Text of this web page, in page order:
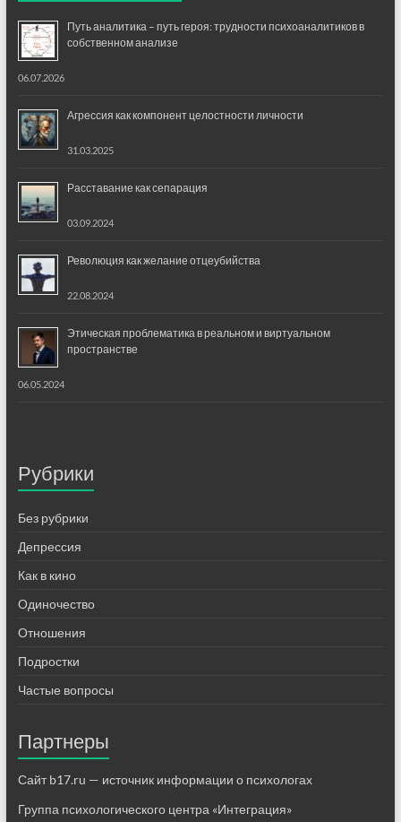
Путь аналитика – путь героя: трудности психоаналитиков в
собственном анализе
06.07.2026
Агрессия как компонент целостности личности
31.03.2025
Расставание как сепарация
03.09.2024
Революция как желание отцеубийства
22.08.2024
Этическая проблематика в реальном и виртуальном
пространстве
06.05.2024
Рубрики
Без рубрики
Депрессия
Как в кино
Одиночество
Отношения
Подростки
Частые вопросы
Партнеры
Сайт b17.ru — источник информации о психологах
Группа психологического центра «Интеграция»